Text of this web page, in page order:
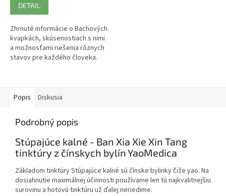
DETAIL
Zhrnuté informácie o Bachových
kvapkách, skúsenostiach s nimi
a možnosťami riešenia rôznych
stavov pre každého človeka.
Popis Diskusia
Podrobný popis
Stúpajúce kalné - Ban Xia Xie Xin Tang
tinktúry z čínskych bylín YaoMedica
Základom tinktúry Stúpajúce kalné sú čínske bylinky čiže yao. Na
dosiahnutie maximálnej účinnosti používame len tú najkvalitnejšiu
surovinu a hotovú tinktúru už ďalej neriedime.